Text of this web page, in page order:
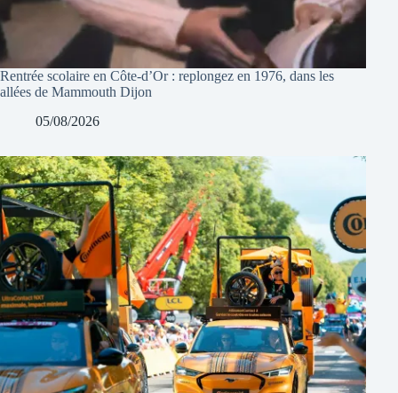
Rentrée scolaire en Côte-d’Or : replongez en 1976, dans les
allées de Mammouth Dijon
05/08/2026